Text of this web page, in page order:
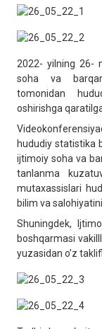
2022- yilning 26-
soha va
tomonidan
oshirishga
hududiy statistika
ijtimoiy soha va
tanlanma
mutaxassislari
bilim va salohiyatini
Shuningdek,
boshqarmasi
yuzasidan o’z